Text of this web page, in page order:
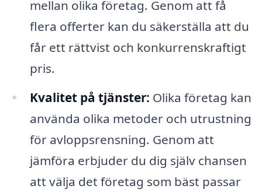
mellan olika företag. Genom att få
flera offerter kan du säkerställa att du
får ett rättvist och konkurrenskraftigt
pris.
Kvalitet på tjänster: Olika företag kan
använda olika metoder och utrustning
för avloppsrensning. Genom att
jämföra erbjuder du dig själv chansen
att välja det företag som bäst passar